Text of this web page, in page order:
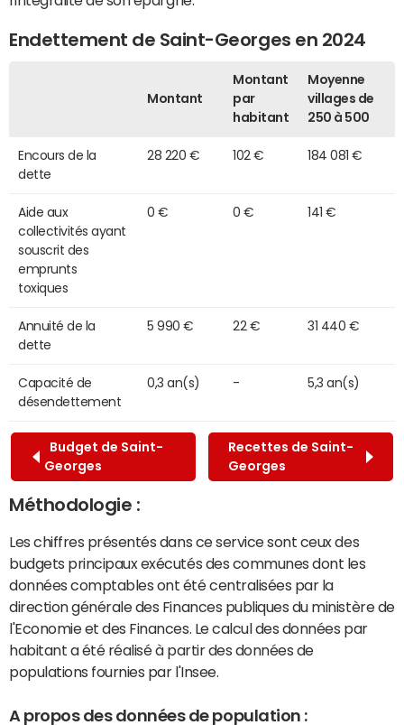
Endettement de Saint-Georges en 2024
Montant
Montant
par
habitant
Moyenne
villages de
250 à 500
Encours de la
dette
28 220 € 102 € 184 081 €
Aide aux
collectivités ayant
souscrit des
emprunts
toxiques
0 € 0 € 141 €
Annuité de la
dette
5 990 € 22 € 31 440 €
Capacité de
désendettement
0,3 an(s) - 5,3 an(s)
Budget de Saint-
Georges
Recettes de Saint-
Georges
Méthodologie :
Les chiffres présentés dans ce service sont ceux des
budgets principaux exécutés des communes dont les
données comptables ont été centralisées par la
direction générale des Finances publiques du ministère de
l'Economie et des Finances. Le calcul des données par
habitant a été réalisé à partir des données de
populations fournies par l'Insee.
A propos des données de population :